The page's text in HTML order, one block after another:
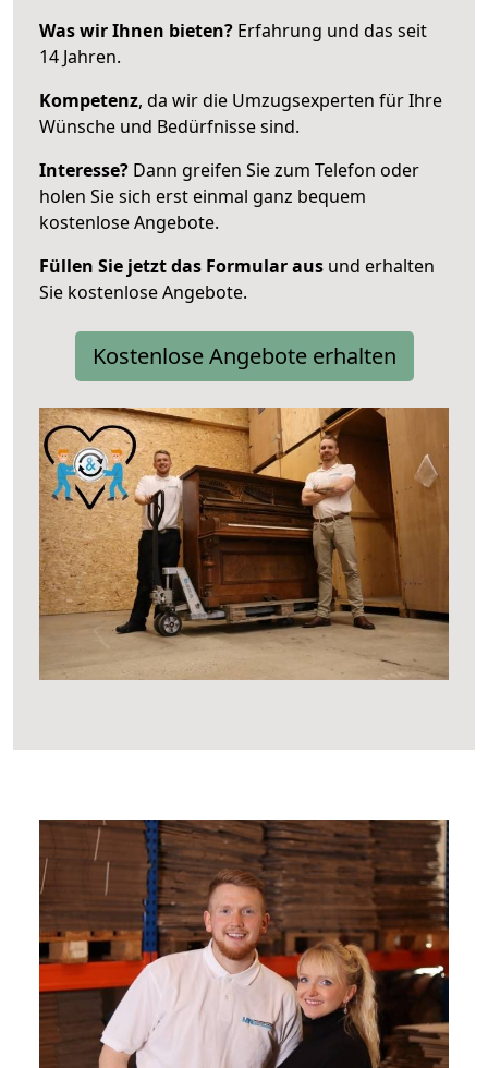
Was wir Ihnen bieten? Erfahrung und das seit
14 Jahren.
Kompetenz, da wir die Umzugsexperten für Ihre
Wünsche und Bedürfnisse sind.
Interesse? Dann greifen Sie zum Telefon oder
holen Sie sich erst einmal ganz bequem
kostenlose Angebote.
Füllen Sie jetzt das Formular aus und erhalten
Sie kostenlose Angebote.
Kostenlose Angebote erhalten